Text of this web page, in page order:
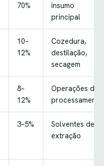
70%
insumo
principal
10–
12%
Cozedura,
destilação,
secagem
8–
12%
Operações de
processamento
3–5%
Solventes de
extração